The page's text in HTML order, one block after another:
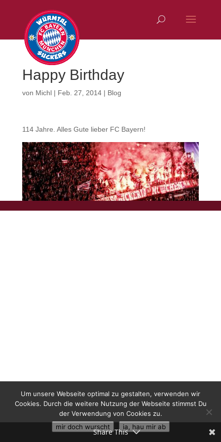
Happy Birthday
von Michl| Feb. 27, 2014| Blog
114 Jahre. Alles Gute lieber FC Bayern!
Share This
Um unsere Webseite optimal zu gestalten, verwenden wir
Cookies. Durch die weitere Nutzung der Webseite stimmst Du
der Verwendung von Cookies zu.
mir doch wurscht
ja, hau mir ab